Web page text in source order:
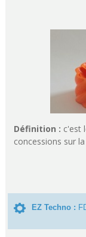
Définition : c'est
concessions sur
EZ Techno :